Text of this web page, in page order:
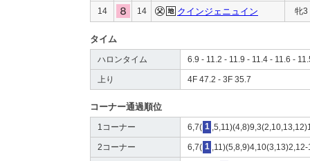
14 14 クインジェニュイン 牝3
タイム
ハロンタイム 6.9 - 11.2 - 11.9 - 11.4 - 11.6 -
上り 4F 47.2 - 3F 35.7
コーナー通過順位
1コーナー 6,7( 1
2コーナー 6,7( 1 ,11)(5,8,9)4,10(3,13)2,12-